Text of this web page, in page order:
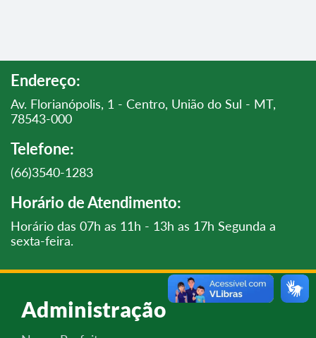
Endereço:
Av. Florianópolis, 1 - Centro, União do Sul - MT,
78543-000
Telefone:
(66)3540-1283
Horário de Atendimento:
Horário das 07h as 11h - 13h as 17h Segunda a
sexta-feira.
Administração